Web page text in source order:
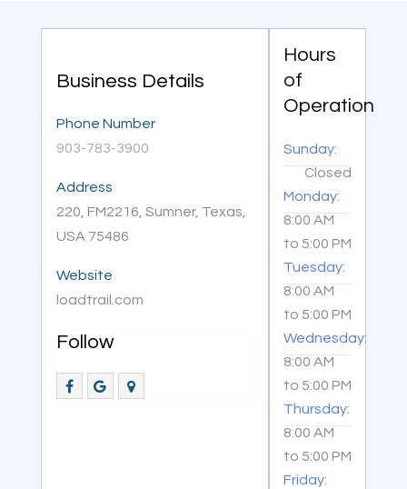
Business Details
Phone Number
903-783-3900
Address
220, FM2216, Sumner, Texas,
USA 75486
Website
loadtrail.com
Follow
Hours
of
Operation
Sunday:
Closed
Monday:
8:00 AM
to 5:00 PM
Tuesday:
8:00 AM
to 5:00 PM
Wednesday:
8:00 AM
to 5:00 PM
Thursday:
8:00 AM
to 5:00 PM
Friday: